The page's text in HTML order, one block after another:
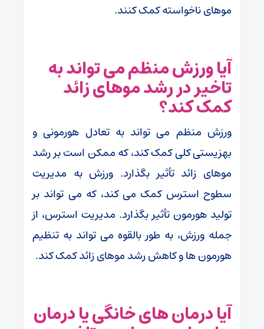
موهای ناخواسته کمک کنند.
آیا ورزش منظم می تواند به
تاخیر در رشد موهای زائد
کمک کند؟
ورزش منظم می تواند به تعادل هورمونی و
بهزیستی کلی کمک کند، که ممکن است بر رشد
موهای زائد تأثیر بگذارد. ورزش به مدیریت
سطوح استرس کمک می کند، که می تواند بر
تولید هورمون تأثیر بگذارد. مدیریت استرس، از
جمله ورزش، به طور بالقوه می تواند به تنظیم
هورمون ها و کاهش رشد موهای زائد کمک کند.
آیا درمان های خانگی یا درمان